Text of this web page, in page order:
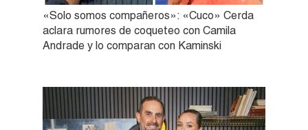
«Solo somos compañeros»: «Cuco» Cerda
aclara rumores de coqueteo con Camila
Andrade y lo comparan con Kaminski